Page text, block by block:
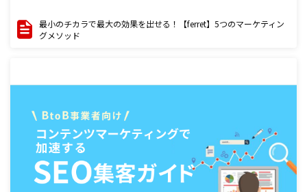
最小のチカラで最大の効果を出せる！【ferret】5つのマーケティン
グメソッド